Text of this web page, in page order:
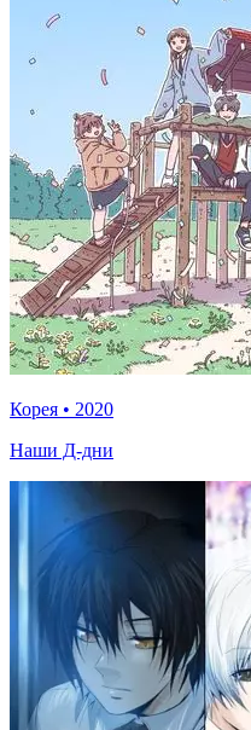
Корея • 2020
Наши Д-дни